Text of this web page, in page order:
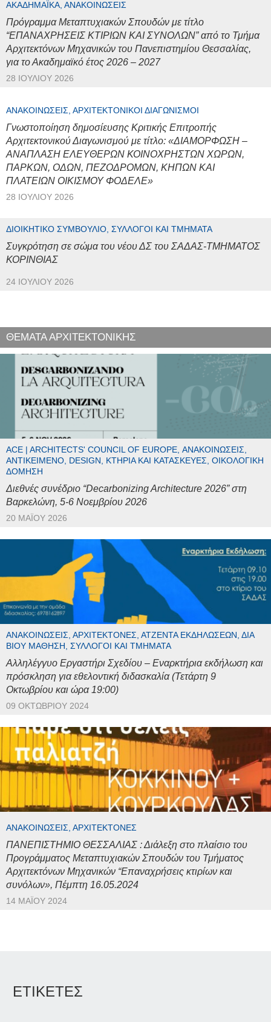
ΑΚΑΔΗΜΑΪΚΆ, ΑΝΑΚΟΙΝΏΣΕΙΣ
Πρόγραμμα Μεταπτυχιακών Σπουδών με τίτλο
“ΕΠΑΝΑΧΡΗΣΕΙΣ ΚΤΙΡΙΩΝ ΚΑΙ ΣΥΝΟΛΩΝ” από το Τμήμα
Αρχιτεκτόνων Μηχανικών του Πανεπιστημίου Θεσσαλίας,
για το Ακαδημαϊκό έτος 2026 – 2027
28 ΙΟΥΛΊΟΥ 2026
ΑΝΑΚΟΙΝΏΣΕΙΣ, ΑΡΧΙΤΕΚΤΟΝΙΚΟΊ ΔΙΑΓΩΝΙΣΜΟΊ
Γνωστοποίηση δημοσίευσης Κριτικής Επιτροπής
Αρχιτεκτονικού Διαγωνισμού με τίτλο: «ΔΙΑΜΟΡΦΩΣΗ –
ΑΝΑΠΛΑΣΗ ΕΛΕΥΘΕΡΩΝ ΚΟΙΝΟΧΡΗΣΤΩΝ ΧΩΡΩΝ,
ΠΑΡΚΩΝ, ΟΔΩΝ, ΠΕΖΟΔΡΟΜΩΝ, ΚΗΠΩΝ ΚΑΙ
ΠΛΑΤΕΙΩΝ ΟΙΚΙΣΜΟΥ ΦΟΔΕΛΕ»
28 ΙΟΥΛΊΟΥ 2026
ΔΙΟΙΚΗΤΙΚΌ ΣΥΜΒΟΎΛΙΟ, ΣΎΛΛΟΓΟΙ ΚΑΙ ΤΜΉΜΑΤΑ
Συγκρότηση σε σώμα του νέου ΔΣ του ΣΑΔΑΣ-ΤΜΗΜΑΤΟΣ
ΚΟΡΙΝΘΙΑΣ
24 ΙΟΥΛΊΟΥ 2026
ΘΕΜΑΤΑ ΑΡΧΙΤΕΚΤΟΝΙΚΗΣ
ACE | ARCHITECTS' COUNCIL OF EUROPE, ΑΝΑΚΟΙΝΏΣΕΙΣ,
ΑΝΤΙΚΕΊΜΕΝΟ, DESIGN, ΚΤΉΡΙΑ ΚΑΙ ΚΑΤΑΣΚΕΥΈΣ, ΟΙΚΟΛΟΓΙΚΉ
ΔΌΜΗΣΗ
Διεθνές συνέδριο “Decarbonizing Architecture 2026” στη
Βαρκελώνη, 5-6 Νοεμβρίου 2026
20 ΜΑΪ́ΟΥ 2026
ΑΝΑΚΟΙΝΏΣΕΙΣ, ΑΡΧΙΤΈΚΤΟΝΕΣ, ΑΤΖΈΝΤΑ ΕΚΔΗΛΏΣΕΩΝ, ΔΙΆ
ΒΊΟΥ ΜΆΘΗΣΗ, ΣΎΛΛΟΓΟΙ ΚΑΙ ΤΜΉΜΑΤΑ
Αλληλέγγυο Εργαστήρι Σχεδίου – Εναρκτήρια εκδήλωση και
πρόσκληση για εθελοντική διδασκαλία (Τετάρτη 9
Οκτωβρίου και ώρα 19:00)
09 ΟΚΤΩΒΡΊΟΥ 2024
ΑΝΑΚΟΙΝΏΣΕΙΣ, ΑΡΧΙΤΈΚΤΟΝΕΣ
ΠΑΝΕΠΙΣΤΗΜΙΟ ΘΕΣΣΑΛΙΑΣ : Διάλεξη στο πλαίσιο του
Προγράμματος Μεταπτυχιακών Σπουδών του Τμήματος
Αρχιτεκτόνων Μηχανικών “Επαναχρήσεις κτιρίων και
συνόλων», Πέμπτη 16.05.2024
14 ΜΑΪ́ΟΥ 2024
ΕΤΙΚΕΤΕΣ